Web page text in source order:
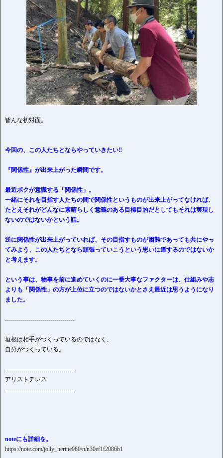
皆んな初対面。
今回の、この人たちとならやっていきたい‼️
『関係性』が出来上がった瞬間です。
最近ボクが意識する「関係性」。
一緒にそれを目指す人たちの間で関係性というものが出来上がってなければ、
たとえそれがどんなに素晴らしく意義のある目標目的だとしてもそれは実現し
ないのではないかという話。
逆に関係性が出来上がっていれば、その目指すものが困難であっても共にやっ
てみよう、この人たちとなら頑張っていこうという思いに達するのではないか
と考えます。
という事は、物事を前に進めていくのに一番大事なファクターは、仕組みや志
よりも「関係性」の方が上位に立つのではないかとさえ最近は思うようになり
ました。
-----------------------------------
垣根は相手がつくっているのではなく、
自分がつくっている。
-----------------------------------
アリストテレス
-----------------------------------
noteにも詳細を。
https://note.com/jolly_nerine980/n/n30ef1f2086b1